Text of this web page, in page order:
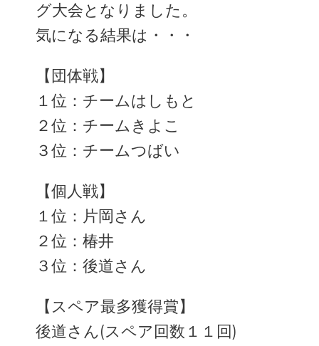
グ大会となりました。
気になる結果は・・・
【団体戦】
１位：チームはしもと
２位：チームきよこ
３位：チームつばい
【個人戦】
１位：片岡さん
２位：椿井
３位：後道さん
【スペア最多獲得賞】
後道さん(スペア回数１１回)